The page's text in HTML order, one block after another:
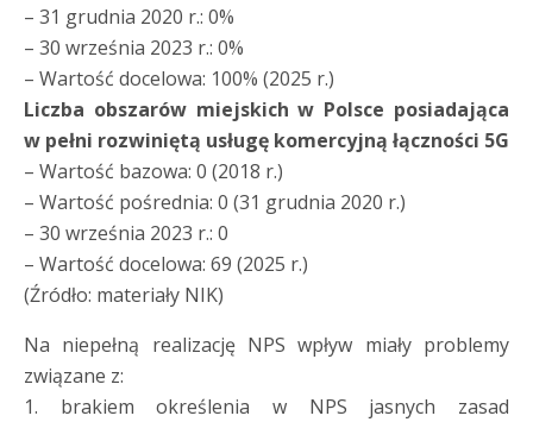
– 31 grudnia 2020 r.: 0%
– 30 września 2023 r.: 0%
– Wartość docelowa: 100% (2025 r.)
Liczba obszarów miejskich w Polsce posiadająca
w pełni rozwiniętą usługę komercyjną łączności 5G
– Wartość bazowa: 0 (2018 r.)
– Wartość pośrednia: 0 (31 grudnia 2020 r.)
– 30 września 2023 r.: 0
– Wartość docelowa: 69 (2025 r.)
(Źródło: materiały NIK)
Na niepełną realizację NPS wpływ miały problemy
związane z:
1. brakiem określenia w NPS jasnych zasad